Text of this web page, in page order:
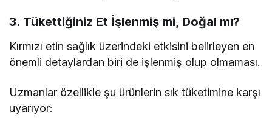
3. Tükettiğiniz Et İşlenmiş mi, Doğal mı?
Kırmızı etin sağlık üzerindeki etkisini belirleyen en
önemli detaylardan biri de işlenmiş olup olmaması.
Uzmanlar özellikle şu ürünlerin sık tüketimine karşı
uyarıyor: